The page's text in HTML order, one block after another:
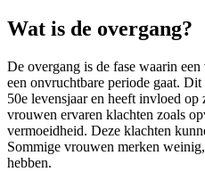
Wat is de overgang?
De overgang is de fase waarin
een onvruchtbare periode gaat.
50e levensjaar en heeft invloed op
vrouwen ervaren klachten zoals
vermoeidheid. Deze klachten
Sommige vrouwen merken
hebben.